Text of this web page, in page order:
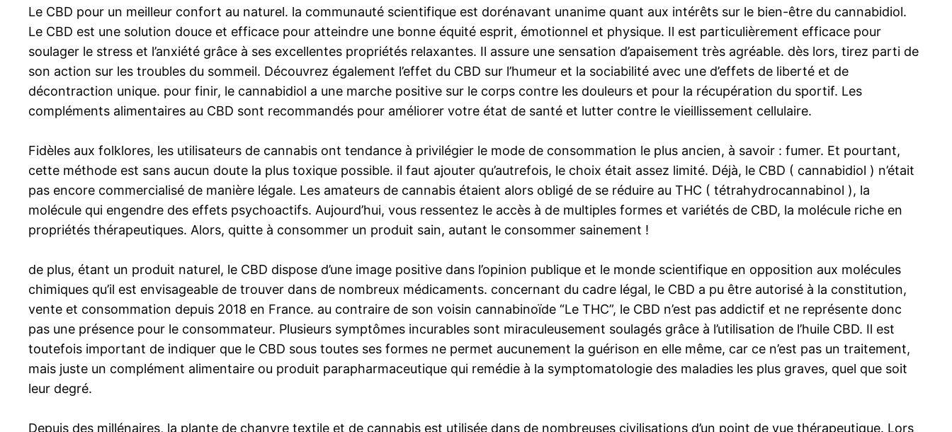
Le CBD pour un meilleur confort au naturel. la communauté scientifique est dorénavant unanime quant aux intérêts sur le bien-être du cannabidiol.
Le CBD est une solution douce et efficace pour atteindre une bonne équité esprit, émotionnel et physique. Il est particulièrement efficace pour
soulager le stress et l’anxiété grâce à ses excellentes propriétés relaxantes. Il assure une sensation d’apaisement très agréable. dès lors, tirez parti de
son action sur les troubles du sommeil. Découvrez également l’effet du CBD sur l’humeur et la sociabilité avec une d’effets de liberté et de
décontraction unique. pour finir, le cannabidiol a une marche positive sur le corps contre les douleurs et pour la récupération du sportif. Les
compléments alimentaires au CBD sont recommandés pour améliorer votre état de santé et lutter contre le vieillissement cellulaire.
Fidèles aux folklores, les utilisateurs de cannabis ont tendance à privilégier le mode de consommation le plus ancien, à savoir : fumer. Et pourtant,
cette méthode est sans aucun doute la plus toxique possible. il faut ajouter qu’autrefois, le choix était assez limité. Déjà, le CBD ( cannabidiol ) n’était
pas encore commercialisé de manière légale. Les amateurs de cannabis étaient alors obligé de se réduire au THC ( tétrahydrocannabinol ), la
molécule qui engendre des effets psychoactifs. Aujourd’hui, vous ressentez le accès à de multiples formes et variétés de CBD, la molécule riche en
propriétés thérapeutiques. Alors, quitte à consommer un produit sain, autant le consommer sainement !
de plus, étant un produit naturel, le CBD dispose d’une image positive dans l’opinion publique et le monde scientifique en opposition aux molécules
chimiques qu’il est envisageable de trouver dans de nombreux médicaments. concernant du cadre légal, le CBD a pu être autorisé à la constitution,
vente et consommation depuis 2018 en France. au contraire de son voisin cannabinoïde “Le THC”, le CBD n’est pas addictif et ne représente donc
pas une présence pour le consommateur. Plusieurs symptômes incurables sont miraculeusement soulagés grâce à l’utilisation de l’huile CBD. Il est
toutefois important de indiquer que le CBD sous toutes ses formes ne permet aucunement la guérison en elle même, car ce n’est pas un traitement,
mais juste un complément alimentaire ou produit parapharmaceutique qui remédie à la symptomatologie des maladies les plus graves, quel que soit
leur degré.
Depuis des millénaires, la plante de chanvre textile et de cannabis est utilisée dans de nombreuses civilisations d’un point de vue thérapeutique. Lors